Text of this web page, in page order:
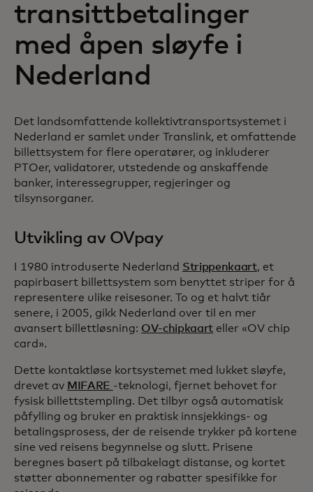
transittbetalinger
med åpen sløyfe i
Nederland
Det landsomfattende kollektivtransportsystemet i
Nederland er samlet under Translink, et omfattende
billettsystem for flere operatører, og inkluderer
PTOer, validatorer, utstedende og anskaffende
banker, interessegrupper, regjeringer og
tilsynsorganer.
Utvikling av OVpay
I 1980 introduserte Nederland Strippenkaart, et
papirbasert billettsystem som benyttet striper for å
representere ulike reisesoner. To og et halvt tiår
senere, i 2005, gikk Nederland over til en mer
avansert billettløsning: OV-chipkaart eller «OV chip
card».
Dette kontaktløse kortsystemet med lukket sløyfe,
drevet av MIFARE -teknologi, fjernet behovet for
fysisk billettstempling. Det tilbyr også automatisk
påfylling og bruker en praktisk innsjekkings- og
betalingsprosess, der de reisende trykker på kortene
sine ved reisens begynnelse og slutt. Prisene
beregnes basert på tilbakelagt distanse, og kortet
støtter abonnementer og rabatter spesifikke for